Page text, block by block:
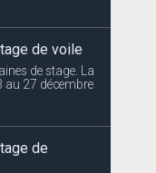
de voile
de stage. La
au 27 décembre
de